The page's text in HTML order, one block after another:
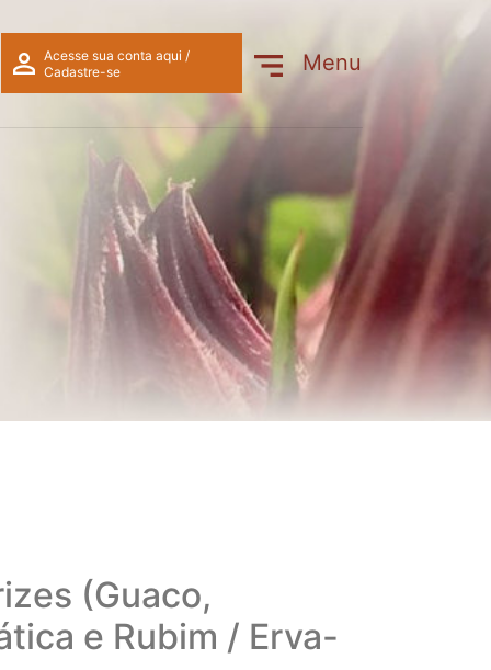
Acesse sua conta aqui /
Cadastre-se
Menu
/ Erva-macaé)
(Guaco,
e Rubim / Erva-